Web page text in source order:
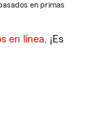
en primas
en línea. ¡Es